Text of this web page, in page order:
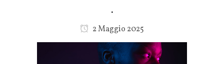
.
2 Maggio 2025